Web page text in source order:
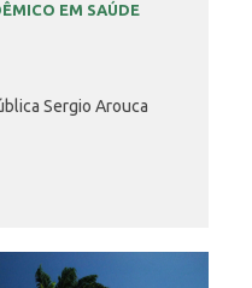
EM SAÚDE
Sergio Arouca